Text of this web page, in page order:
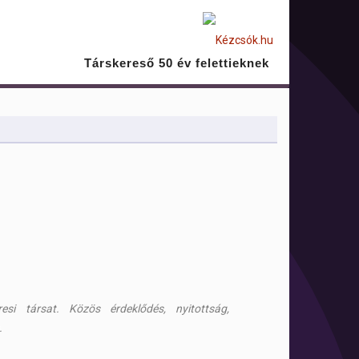
Társkereső 50 év felettieknek
társat. Közös érdeklődés, nyitottság,